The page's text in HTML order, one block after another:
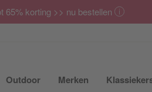
65% korting >> nu bestellen
uit- of inklappen
Submenu van Accessoires uit- of
Outdoor Submenu van Outdoor
Merken Submenu